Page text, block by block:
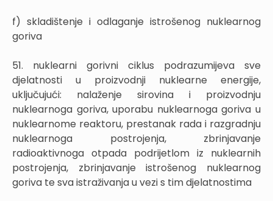
f) skladištenje i odlaganje istrošenog nuklearnog
goriva
51. nuklearni gorivni ciklus podrazumijeva sve
djelatnosti u proizvodnji nuklearne energije,
uključujući: nalaženje sirovina i proizvodnju
nuklearnoga goriva, uporabu nuklearnoga goriva u
nuklearnome reaktoru, prestanak rada i razgradnju
nuklearnoga postrojenja, zbrinjavanje
radioaktivnoga otpada podrijetlom iz nuklearnih
postrojenja, zbrinjavanje istrošenog nuklearnog
goriva te sva istraživanja u vezi s tim djelatnostima